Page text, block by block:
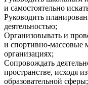
и самостоятельно
Руководить
деятельностью;
Организовывать и
и спортивно-массовые
организациях;
Сопровождать
пространстве, исходя
образовательной сферы;